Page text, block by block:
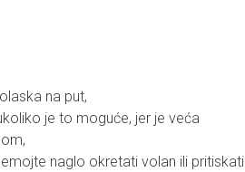
na put,
je to moguće, jer je veća
naglo okretati volan ili pritiskati